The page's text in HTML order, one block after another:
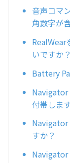
音声コマ
角数字が
RealWear
いですか？
Battery
Navigator
付帯しま
Navigator
すか？
Navigator